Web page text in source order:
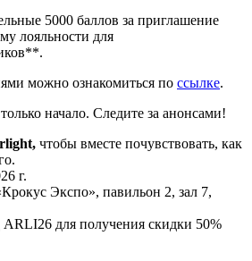
5000 баллов за приглашение
лояльности для
можно ознакомиться по ссылке.
начало. Следите за анонсами!
чтобы вместе почувствовать, как
г.
Экспо», павильон 2, зал 7,
для получения скидки 50%